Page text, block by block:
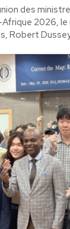
des
2026,
Robert